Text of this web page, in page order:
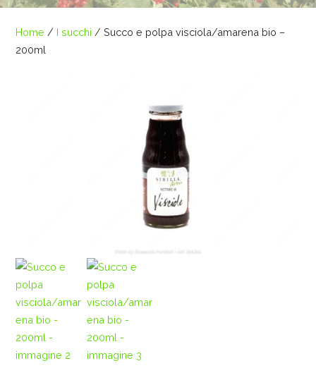
Home / I succhi / Succo e polpa visciola/amarena bio –
200ml